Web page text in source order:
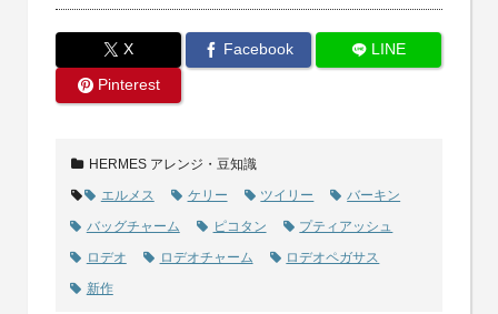
X Facebook
LINE
Pinterest
HERMES アレンジ・豆知識
エルメス
ケリー ツイリー
バーキン
バッグチャーム
ピコタン
プティアッシュ
ロデオ
ロデオチャーム
ロデオペガサス
新作